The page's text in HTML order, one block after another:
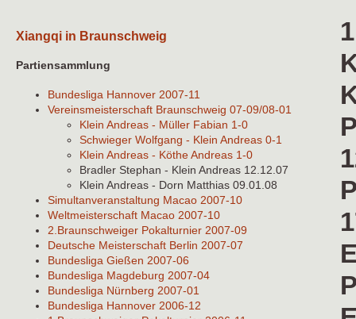
Xiangqi in Braunschweig
Partiensammlung
Bundesliga Hannover 2007-11
Vereinsmeisterschaft Braunschweig 07-09/08-01
Klein Andreas - Müller Fabian 1-0
Schwieger Wolfgang - Klein Andreas 0-1
Klein Andreas - Köthe Andreas 1-0
Bradler Stephan - Klein Andreas 12.12.07
Klein Andreas - Dorn Matthias 09.01.08
Simultanveranstaltung Macao 2007-10
Weltmeisterschaft Macao 2007-10
2.Braunschweiger Pokalturnier 2007-09
Deutsche Meisterschaft Berlin 2007-07
Bundesliga Gießen 2007-06
Bundesliga Magdeburg 2007-04
Bundesliga Nürnberg 2007-01
Bundesliga Hannover 2006-12